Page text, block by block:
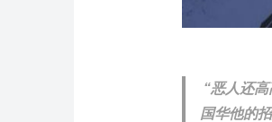
“恶人还
国华他的